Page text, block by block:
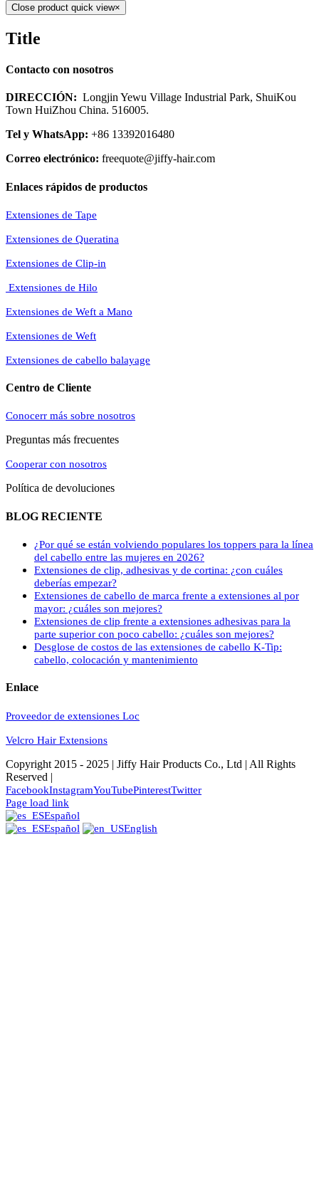
Close product quick view×
Title
Contacto con nosotros
DIRECCIÓN: Longjin Yewu Village Industrial Park, ShuiKou
Town HuiZhou China. 516005.
Tel y WhatsApp: +86 13392016480
Correo electrónico: freequote@jiffy-hair.com
Enlaces rápidos de productos
Extensiones de Tape
Extensiones de Queratina
Extensiones de Clip-in
Extensiones de Hilo
Extensiones de Weft a Mano
Extensiones de Weft
Extensiones de cabello balayage
Centro de Cliente
Conocerr más sobre nosotros
Preguntas más frecuentes
Cooperar con nosotros
Política de devoluciones
BLOG RECIENTE
¿Por qué se están volviendo populares los toppers para la línea
del cabello entre las mujeres en 2026?
Extensiones de clip, adhesivas y de cortina: ¿con cuáles
deberías empezar?
Extensiones de cabello de marca frente a extensiones al por
mayor: ¿cuáles son mejores?
Extensiones de clip frente a extensiones adhesivas para la
parte superior con poco cabello: ¿cuáles son mejores?
Desglose de costos de las extensiones de cabello K-Tip:
cabello, colocación y mantenimiento
Enlace
Proveedor de extensiones Loc
Velcro Hair Extensions
Copyright 2015 - 2025 | Jiffy Hair Products Co., Ltd | All Rights
Reserved |
FacebookInstagramYouTubePinterestTwitter
Page load link
Español
Español
English